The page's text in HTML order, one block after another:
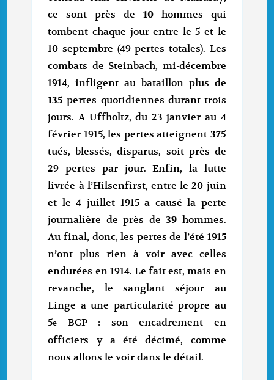
ce sont près de 10hommes qui
tombent chaque jour entre le 5 et le
10 septembre (49 pertes totales). Les
combats de Steinbach, mi-décembre
1914, infligent au bataillon plus de
135 pertes quotidiennes durant trois
jours. A Uffholtz, du 23 janvier au 4
février 1915, les pertes atteignent 375
tués, blessés, disparus, soit près de
29 pertes par jour. Enfin, la lutte
livrée à l’Hilsenfirst, entre le 20 juin
et le 4 juillet 1915 a causé la perte
journalière de près de39 hommes.
Au final, donc, les pertes de l’été 1915
n’ont plus rien à voir avec celles
endurées en 1914. Le fait est, mais en
revanche, le sanglant séjour au
Linge a une particularité propre au
5e
BCP : son encadrement en
officiers y a été décimé, comme
nous allons le voir dans le détail.